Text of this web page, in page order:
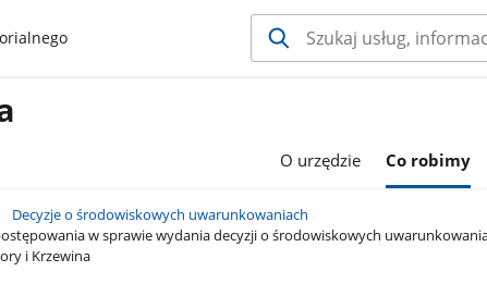
O urzędzie Co robimy
Decyzje o środowiskowych uwarunkowaniach
w sprawie wydania decyzji o środowiskowych
i Krzewina